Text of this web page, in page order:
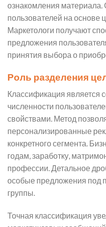
ознакомления
пользователей на основе
Маркетологи получают
предложения
принятия выбора о
Роль разделения
Классификация является
численности
свойствами. Метод
персонализированные
конкретного сегмента.
годам, заработку,
профессии. Детальное
особые предложения под
группы.
Точная классификация